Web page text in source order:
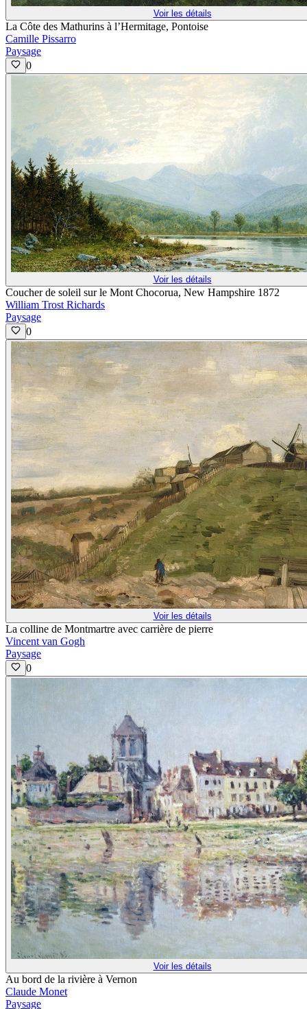
Voir les détails
La Côte des Mathurins à l’Hermitage, Pontoise
Camille Pissarro
Paysage
0
Voir les détails
Coucher de soleil sur le Mont Chocorua, New Hampshire 1872
William Trost Richards
Paysage
0
Voir les détails
La colline de Montmartre avec carrière de pierre
Vincent van Gogh
Paysage
0
Voir les détails
Au bord de la rivière à Vernon
Claude Monet
Paysage